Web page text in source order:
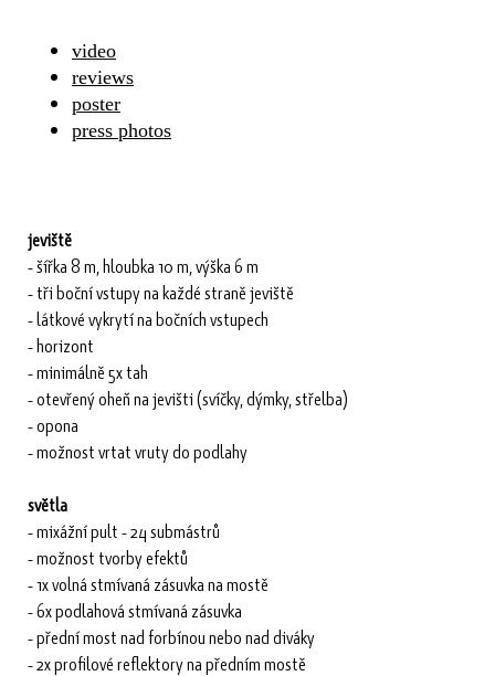
video
reviews
poster
press photos
jeviště
- šířka 8 m, hloubka 10 m, výška 6 m
- tři boční vstupy na každé straně jeviště
- látkové vykrytí na bočních vstupech
- horizont
- minimálně 5x tah
- otevřený oheň na jevišti (svíčky, dýmky, střelba)
- opona
- možnost vrtat vruty do podlahy
světla
- mixážní pult - 24 submástrů
- možnost tvorby efektů
- 1x volná stmívaná zásuvka na mostě
- 6x podlahová stmívaná zásuvka
- přední most nad forbínou nebo nad diváky
- 2x profilové reflektory na předním mostě